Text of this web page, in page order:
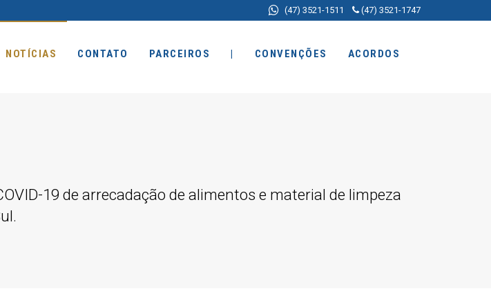
(47) 3521-1511 (47) 3521-1747
NOTÍCIAS CONTATO PARCEIROS | CONVENÇÕES ACORDOS
19 de arrecadação de alimentos e material de limpeza